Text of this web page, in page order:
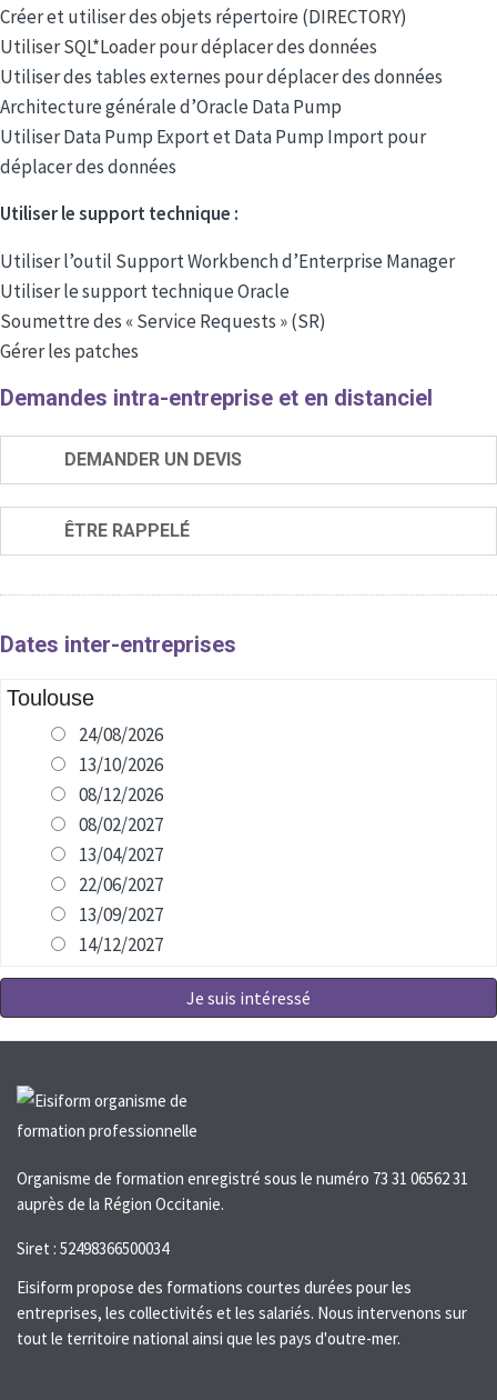
Créer et utiliser des objets répertoire (DIRECTORY)
Utiliser SQL*Loader pour déplacer des données
Utiliser des tables externes pour déplacer des données
Architecture générale d’Oracle Data Pump
Utiliser Data Pump Export et Data Pump Import pour
déplacer des données
Utiliser le support technique :
Utiliser l’outil Support Workbench d’Enterprise Manager
Utiliser le support technique Oracle
Soumettre des « Service Requests » (SR)
Gérer les patches
Demandes intra-entreprise et en distanciel
DEMANDER UN DEVIS
ÊTRE RAPPELÉ
Dates inter-entreprises
Toulouse
24/08/2026
13/10/2026
08/12/2026
08/02/2027
13/04/2027
22/06/2027
13/09/2027
14/12/2027
Je suis intéressé
Organisme de formation enregistré sous le numéro 73 31 06562 31
auprès de la Région Occitanie.
Siret : 52498366500034
Eisiform propose des formations courtes durées pour les
entreprises, les collectivités et les salariés. Nous intervenons sur
tout le territoire national ainsi que les pays d'outre-mer.